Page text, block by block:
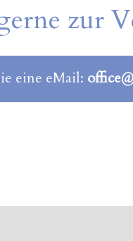
zur
eine eMail: